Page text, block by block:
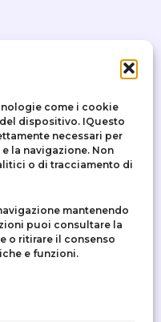
come i cookie
dispositivo. IQuesto
necessari per
la navigazione. Non
o di tracciamento di
mantenendo
puoi consultare la
o ritirare il consenso
e funzioni.